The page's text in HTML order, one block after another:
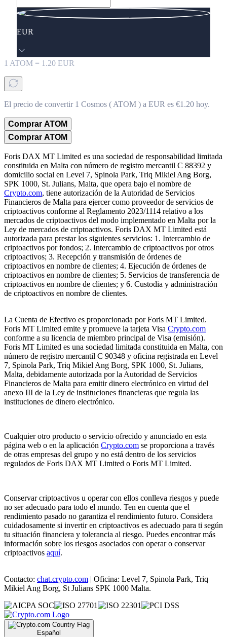
EUR
1 ATOM = 1.20 EUR
El precio de convertir 1 Cosmos ( ATOM ) a EUR es €1.20 hoy.
Comprar ATOM
Comprar ATOM
Foris DAX MT Limited es una sociedad de responsabilidad limitada
constituida en Malta con número de registro mercantil C 88392 y
domicilio social en Level 7, Spinola Park, Triq Mikiel Ang Borg,
SPK 1000, St. Julians, Malta, que opera bajo el nombre de
Crypto.com, tiene autorización de la Autoridad de Servicios
Financieros de Malta para ejercer como proveedor de servicios de
criptoactivos conforme al Reglamento 2023/1114 relativo a los
mercados de criptoactivos del modo implementado en Malta por la
Ley de mercados de criptoactivos. Foris DAX MT Limited está
autorizada para prestar los siguientes servicios: 1. Intercambio de
criptoactivos por fondos; 2. Intercambio de criptoactivos por otros
criptoactivos; 3. Recepción y transmisión de órdenes de
criptoactivos en nombre de clientes; 4. Ejecución de órdenes de
criptoactivos en nombre de clientes; 5. Servicios de transferencia de
criptoactivos en nombre de clientes; y 6. Custodia y administración
de criptoactivos en nombre de clientes.
La Cuenta de Efectivo es proporcionada por Foris MT Limited.
Foris MT Limited emite y promueve la tarjeta Visa Crypto.com
conforme a su licencia de miembro principal de Visa (emisión).
Foris MT Limited es una sociedad limitada constituida en Malta, con
número de registro mercantil C 90348 y oficina registrada en Level
7, Spinola Park, Triq Mikiel Ang Borg, SPK 1000, St. Julians,
Malta, debidamente autorizada por la Autoridad de Servicios
Financieros de Malta para emitir dinero electrónico en virtud del
anexo III de la Ley de instituciones financieras que regula las
instituciones de dinero electrónico.
Cualquier otro producto o servicio ofrecido y anunciado en esta
página web o en la aplicación Crypto.com se proporciona a través
de otras empresas del grupo y no está dentro de los servicios
regulados de Foris DAX MT Limited o Foris MT Limited.
Conservar criptoactivos u operar con ellos conlleva riesgos y puede
no ser adecuado para todo el mundo. Ten en cuenta que el
rendimiento pasado no garantiza el rendimiento futuro. Considera
cuidadosamente si invertir en criptoactivos es adecuado para ti según
tu situación financiera y tolerancia al riesgo. Puedes encontrar más
información sobre los riesgos asociados con operar o conservar
criptoactivos aquí.
Contacto: chat.crypto.com | Oficina: Level 7, Spinola Park, Triq
Mikiel Ang Borg, St Julians SPK 1000 Malta.
Español